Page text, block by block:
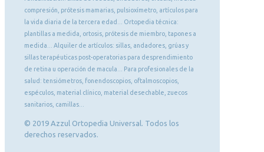
compresión, prótesis mamarias, pulsioxímetro, artículos para
la vida diaria de la tercera edad... Ortopedia técnica:
plantillas a medida, ortosis, prótesis de miembro, tapones a
medida... Alquiler de artículos: sillas, andadores, grúas y
sillas terapéuticas post-operatorias para desprendimiento
de retina u operación de macula... Para profesionales de la
salud: tensiómetros, fonendoscopios, oftalmoscopios,
espéculos, material clínico, material desechable, zuecos
sanitarios, camillas...
© 2019 Azzul Ortopedia Universal. Todos los
derechos reservados.